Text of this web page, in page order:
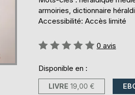
armoiries, dictionnaire
Accessibilité: Accès limité
Évaluation:
0 avis
Disponible en :
LIVRE 19,00 €